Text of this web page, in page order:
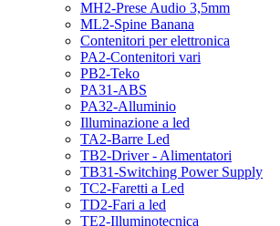
MH2-Prese Audio 3,5mm
ML2-Spine Banana
Contenitori per elettronica
PA2-Contenitori vari
PB2-Teko
PA31-ABS
PA32-Alluminio
Illuminazione a led
TA2-Barre Led
TB2-Driver - Alimentatori
TB31-Switching Power Supply
TC2-Faretti a Led
TD2-Fari a led
TE2-Illuminotecnica